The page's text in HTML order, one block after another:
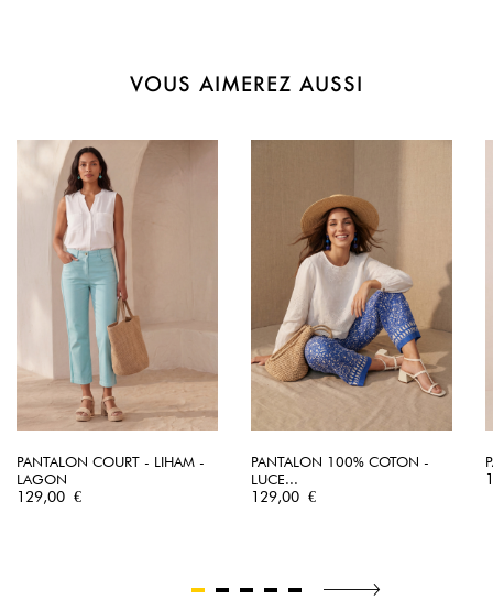
VOUS AIMEREZ AUSSI
PANTALON COURT - LIHAM -
LAGON
Prix
129,00 €
PANTALON 100% COTON -
LUCE...
Prix
129,00 €